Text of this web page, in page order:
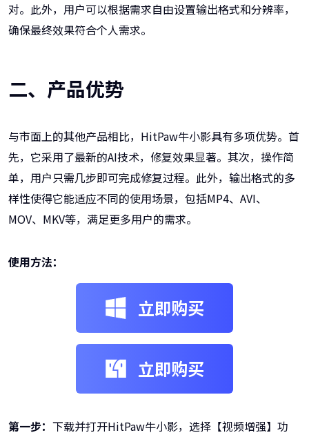
对。此外，用户可以根据需求自由设置输出格式和分辨率，
确保最终效果符合个人需求。
二、产品优势
与市面上的其他产品相比，HitPaw牛小影具有多项优势。首
先，它采用了最新的AI技术，修复效果显著。其次，操作简
单，用户只需几步即可完成修复过程。此外，输出格式的多
样性使得它能适应不同的使用场景，包括MP4、AVI、
MOV、MKV等，满足更多用户的需求。
使用方法：
立即购买
立即购买
第一步： 下载并打开HitPaw牛小影，选择【视频增强】功